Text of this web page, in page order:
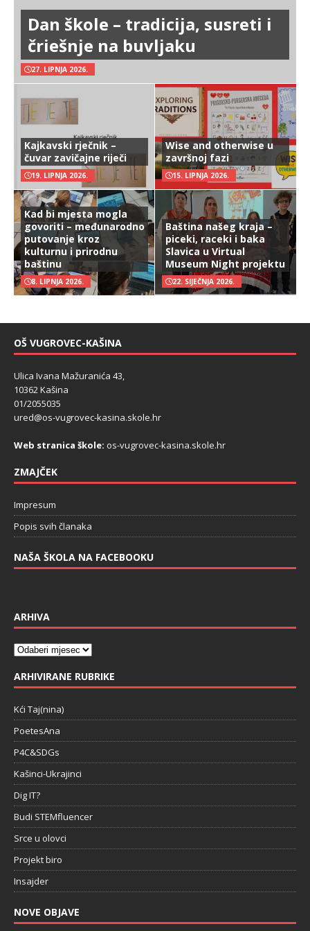
Dan škole – tradicija, susreti i
čriešnje na buvljaku
27. LIPNJA 2026.
Kajkavski rječnik –
čuvar zavičajne riječi
19. LIPNJA 2026.
Wise and otherwise u
završnoj fazi
15. LIPNJA 2026.
Kad bi mjesta mogla
govoriti – međunarodno
putovanje kroz
kulturnu i prirodnu
baštinu
8. LIPNJA 2026.
Baština našeg kraja –
piceki, raceki i baka
Slavica u Virtual
Museum Night projektu
22. SIJEČNJA 2026.
OŠ VUGROVEC-KAŠINA
Ulica Ivana Mažuranića 43,
10362 Kašina
01/2055035
ured@os-vugrovec-kasina.skole.hr
Web stranica škole: os-vugrovec-kasina.skole.hr
ZMAJČEK
Impresum
Popis svih članaka
NAŠA ŠKOLA NA FACEBOOKU
ARHIVA
ARHIVIRANE RUBRIKE
Kći Taj(nina)
PoetesAna
P4C&SDGs
Kašinci-Ukrajinci
Dig IT?
Budi STEMfluencer
Srce u olovci
Projekt biro
Insajder
NOVE OBJAVE